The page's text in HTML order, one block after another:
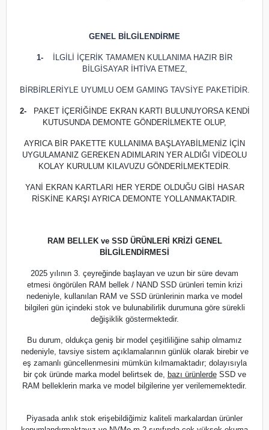
GENEL BİLGİLENDİRME
1-
İLGİLİ İÇERİK TAMAMEN KULLANIMA HAZIR BİR
BİLGİSAYAR İHTİVA ETMEZ,
BİRBİRLERİYLE UYUMLU OEM GAMING TAVSİYE PAKETİDİR.
2-
PAKET İÇERİĞİNDE EKRAN KARTI BULUNUYORSA KENDİ
KUTUSUNDA DEMONTE GÖNDERİLMEKTE OLUP,
AYRICA BİR PAKETTE KULLANIMA BAŞLAYABİLMENİZ İÇİN
UYGULAMANIZ GEREKEN ADIMLARIN YER ALDIĞI VİDEOLU
KOLAY KURULUM KILAVUZU GÖNDERİLMEKTEDİR.
YANİ EKRAN KARTLARI HER YERDE OLDUĞU GİBİ HASAR
RİSKİNE KARŞI AYRICA DEMONTE YOLLANMAKTADIR.
RAM BELLEK ve SSD ÜRÜNLERİ KRİZİ GENEL
BİLGİLENDİRMESİ
2025 yılının 3. çeyreğinde başlayan ve uzun bir süre devam
etmesi öngörülen RAM bellek / NAND SSD ürünleri temin krizi
nedeniyle, kullanılan RAM ve SSD ürünlerinin marka ve model
bilgileri gün içindeki stok ve bulunabilirlik durumuna göre sürekli
değişiklik göstermektedir.
Bu durum, oldukça geniş bir model çeşitliliğine sahip olmamız
nedeniyle, tavsiye sistem açıklamalarının günlük olarak birebir ve
eş zamanlı güncellenmesini mümkün kılmamaktadır; dolayısıyla
bir çok üründe marka model belirtsek de, bazı ürünlerdeSSD ve
RAM belleklerin marka ve model bilgilerine yer verilememektedir.
Piyasada anlık stok erişebildiğimiz kaliteli markalardan ürünler